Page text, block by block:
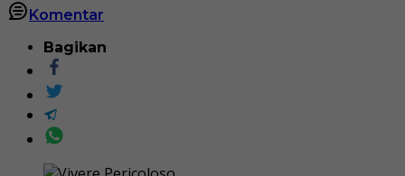
Komentar
Bagikan